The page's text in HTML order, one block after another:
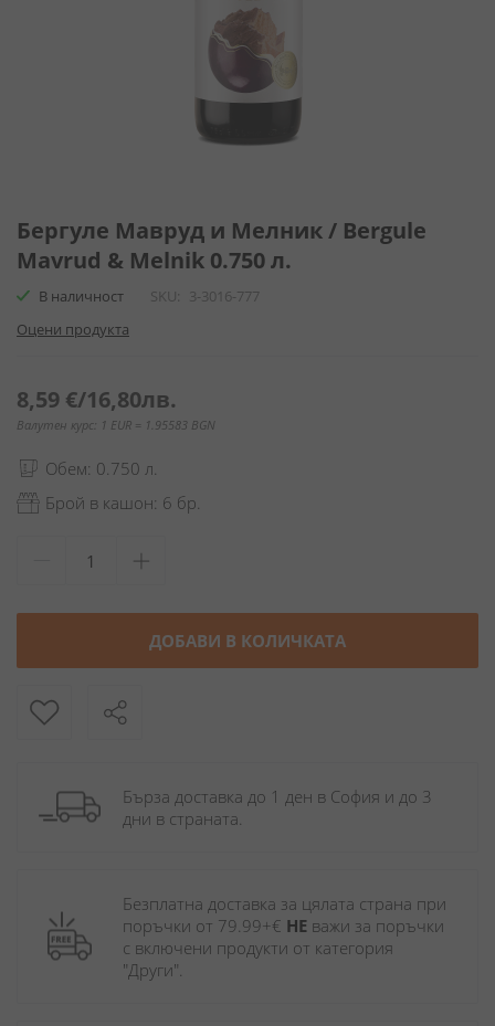
към
началото
на
галерия
снимки
Бергуле Мавруд и Мелник / Bergule
Mavrud & Melnik 0.750 л.
В наличност SKU
3-3016-777
Оцени продукта
8,59 €/16,80лв.
Валутен курс: 1 EUR = 1.95583 BGN
Обем: 0.750 л.
Брой в кашон: 6 бр.
ДОБАВИ В КОЛИЧКАТА
Бърза доставка до 1 ден в София и до 3
дни в страната.
Безплатна доставка за цялата страна при
поръчки от 79.99+€ НЕ важи за поръчки
с включени продукти от категория
"Други".